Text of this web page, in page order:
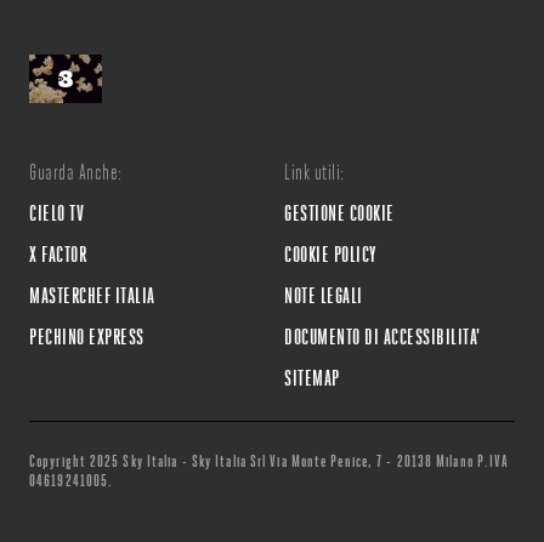
Guarda Anche:
CIELO TV
X FACTOR
MASTERCHEF ITALIA
PECHINO EXPRESS
Link utili:
GESTIONE COOKIE
COOKIE POLICY
NOTE LEGALI
DOCUMENTO DI ACCESSIBILITA'
SITEMAP
Copyright 2025 Sky Italia - Sky Italia Srl Via Monte Penice, 7 - 20138 Milano P.IVA
04619241005.